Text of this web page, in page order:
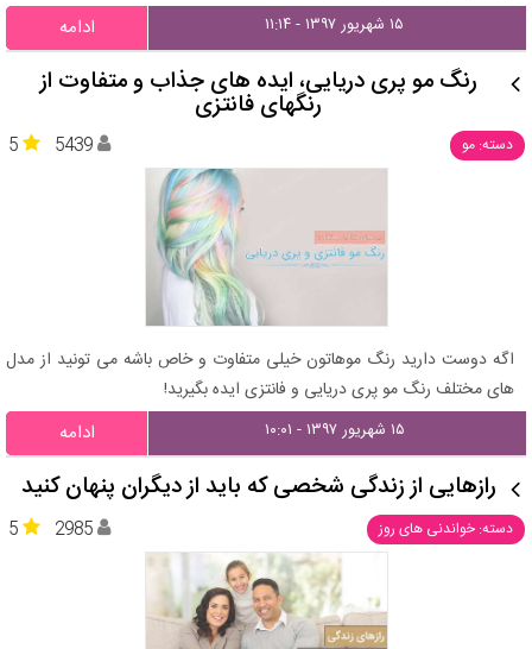
۱۵ شهریور ۱۳۹۷ - ۱۱:۱۴ ادامه
رنگ مو پری دریایی، ایده های جذاب و متفاوت از
رنگهای فانتزی
دسته: مو 5 5439
اگه دوست دارید رنگ موهاتون خیلی متفاوت و خاص باشه می تونید از مدل
های مختلف رنگ مو پری دریایی و فانتزی ایده بگیرید!
۱۵ شهریور ۱۳۹۷ - ۱۰:۰۱ ادامه
رازهایی از زندگی شخصی که باید از دیگران پنهان کنید
دسته: خواندنی های روز 5 2985